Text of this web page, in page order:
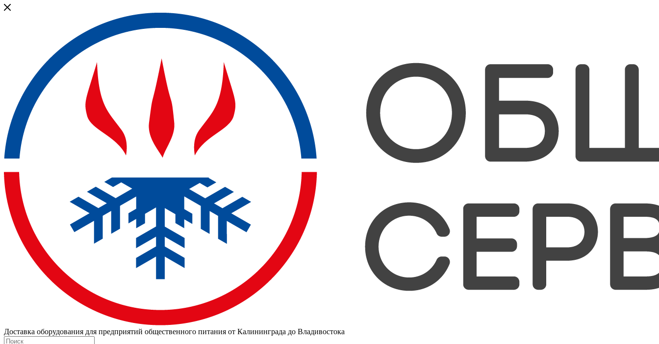
Доставка оборудования для предприятий общественного питания от Калининграда до Владивостока